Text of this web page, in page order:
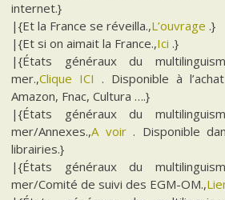
internet.}
|{Et la France se réveilla.,L’ouvrage .}
|{Et si on aimait la France.,Ici .}
|{États généraux du
mer.,Clique ICI . Disponible à
Amazon, Fnac, Cultura ….}
|{États généraux du
mer/Annexes.,A voir . Disponible
librairies.}
|{États généraux du
mer/Comité de suivi des EGM-OM.,